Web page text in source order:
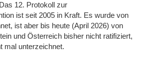
12. Protokoll zur
ist seit 2005 in Kraft. Es wurde von
ist aber bis heute (April 2026) von
und Österreich bisher nicht ratifiziert,
mal unterzeichnet.